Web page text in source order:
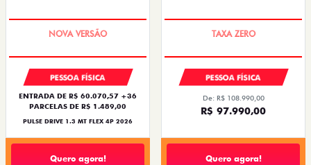
PESSOA FÍSICA
ENTRADA DE R$ 60.070,57 +36
PARCELAS DE R$ 1.489,00
PULSE DRIVE 1.3 MT FLEX 4P 2026
Quero agora!
PESSOA FÍSICA
De: R$ 108.990,00
R$ 97.990,00
Quero agora!